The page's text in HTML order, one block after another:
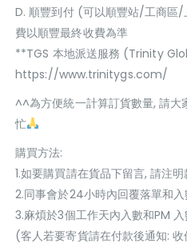
D. 順豐到付 (可以順豐站/工商區
費以順豐最終收費為準
**TGS 本地派送服務 (Trinity
https://www.trinitygs.com/
^^為方便統一計算訂貨數量, 請大
忙
購買方法:
1.如要購買請在貨品下留言, 請注
2.同事會於24小時內回覆落單和
3.麻煩於3個工作天內入數和PM
(客人若要寄貨請在付款後通知: